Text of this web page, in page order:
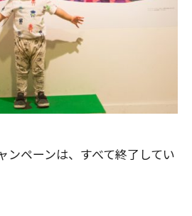
ンペーンは、すべて終了してい